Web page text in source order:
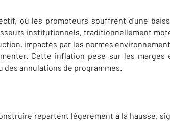
où les promoteurs souffrent d’une
institutionnels, traditionnellement
impactés par les normes
Cette inflation pèse sur les marges
annulations de programmes.
repartent légèrement à la hausse,